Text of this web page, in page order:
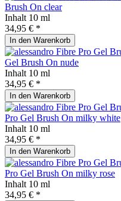
Brush On clear
Inhalt 10 ml
34,95 € *
In den Warenkorb
Gel Brush On nude
Inhalt 10 ml
34,95 € *
In den Warenkorb
Pro Gel Brush On milky white
Inhalt 10 ml
34,95 € *
In den Warenkorb
Pro Gel Brush On milky rose
Inhalt 10 ml
34,95 € *